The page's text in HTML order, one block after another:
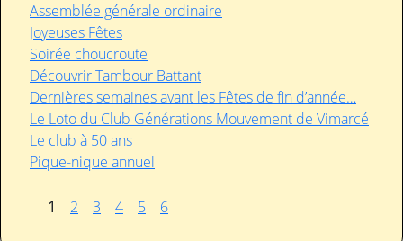
Assemblée générale ordinaire
Joyeuses Fêtes
Soirée choucroute
Découvrir Tambour Battant
Dernières semaines avant les Fêtes de fin d’année…
Le Loto du Club Générations Mouvement de Vimarcé
Le club à 50 ans
Pique-nique annuel
1 2 3 4 5 6